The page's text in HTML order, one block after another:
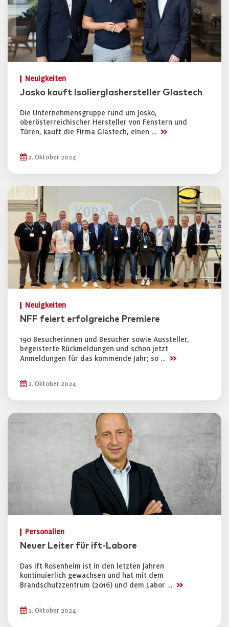
Neuigkeiten
Josko kauft Isolierglashersteller Glastech
Die Unternehmensgruppe rund um Josko,
oberösterreichischer Hersteller von Fenstern und
Türen, kauft die Firma Glastech, einen … >>
2. Oktober 2024
Neuigkeiten
NFF feiert erfolgreiche Premiere
190 Besucherinnen und Besucher sowie Aussteller,
begeisterte Rückmeldungen und schon jetzt
Anmeldungen für das kommende Jahr; so … >>
2. Oktober 2024
Personalien
Neuer Leiter für ift-Labore
Das ift Rosenheim ist in den letzten Jahren
kontinuierlich gewachsen und hat mit dem
Brandschutzzentrum (2016) und dem Labor … >>
2. Oktober 2024